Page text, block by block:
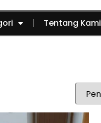
Tentang Kami